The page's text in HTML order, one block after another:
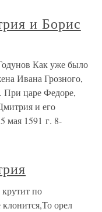
и Борис
Как уже было
Ивана Грозного,
При царе Федоре,
и его
мая 1591 г. 8-
по
орел